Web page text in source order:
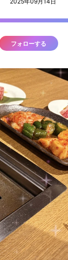
フォローする